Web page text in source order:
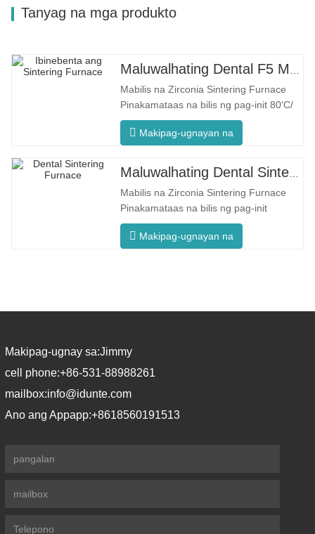
Tanyag na mga produkto
Mabilis na Zirconia Sintering Furnace
Pinakamataas na bilis ng pag-init 80'C/
min F5 Max Makabagong Proseso Pare-
parehong Temperatura ng Furnace
maximum na heating rate na
80°C/minuto. Tinitiyak ng 360°
circumferential heating ang pare-
parehong temperatura ng
Makipag-ugnayan na
Mabilis na Zirconia Sintering Furnace
Pinakamataas na bilis ng pag-init
200'C/min F5 Pro Makabagong Proseso
Uniform na Temperatura ng Furnace
Makipag-ugnayan na
Makipag-ugnay sa:Jimmy
cell phone:+86-531-88988261
mailbox:info@idunte.com
Ano ang Appapp:+8618560191513